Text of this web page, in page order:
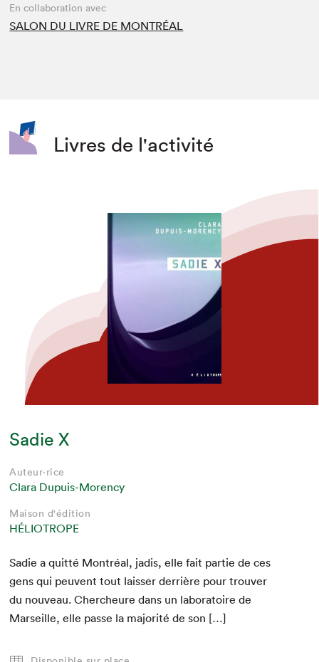
En collaboration avec
SALON DU LIVRE DE MONTRÉAL
Livres de l'activité
Sadie X
Auteur·rice
Clara Dupuis-Morency
Maison d'édition
HÉLIOTROPE
Sadie a quit­té Mon­tréal, jadis, elle fait par­tie de ces
gens qui peu­vent tout laiss­er der­rière pour trou­ver
du nou­veau. Chercheure dans un lab­o­ra­toire de
Mar­seille, elle passe la majorité de son […]